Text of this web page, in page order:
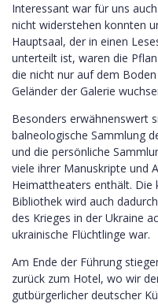
Interessant war für uns
nicht widerstehen konnten
Hauptsaal, der in einen
unterteilt ist, waren die
die nicht nur auf dem
Geländer der Galerie
Besonders erwähnenswert
balneologische Sammlung
und die persönliche
viele ihrer Manuskripte und
Heimattheaters enthält. Die
Bibliothek wird auch
des Krieges in der Ukraine
ukrainische Flüchtlinge war.
Am Ende der Führung
zurück zum Hotel, wo wir
gutbürgerlicher deutscher